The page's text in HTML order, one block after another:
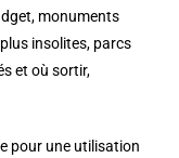
monuments
insolites, parcs
et où sortir,
pour une utilisation